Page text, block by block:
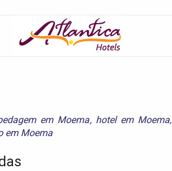
em Moema, hotel em Moema,
em Moema